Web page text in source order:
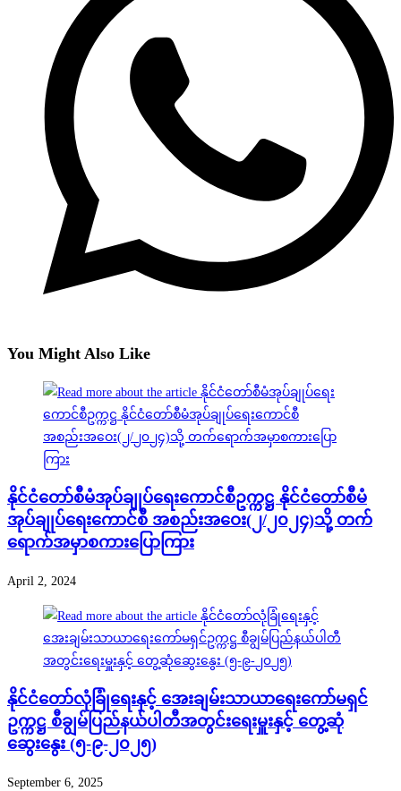
You Might Also Like
နိုင်ငံတော်စီမံအုပ်ချုပ်ရေးကောင်စီဥက္ကဋ္ဌ နိုင်ငံတော်စီမံ
အုပ်ချုပ်ရေးကောင်စီ အစည်းအဝေး(၂/၂၀၂၄)သို့ တက်
ရောက်အမှာစကားပြောကြား
April 2, 2024
နိုင်ငံတော်လုံခြုံရေးနှင့် အေးချမ်းသာယာရေးကော်မရှင်
ဥက္ကဋ္ဌ စီချွမ်ပြည်နယ်ပါတီအတွင်းရေးမှူးနှင့် တွေ့ဆုံ
ဆွေးနွေး (၅-၉-၂၀၂၅)
September 6, 2025